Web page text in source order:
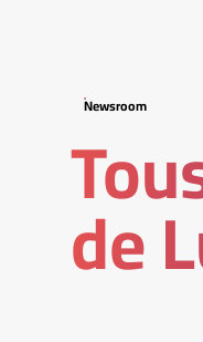
Newsroom
de